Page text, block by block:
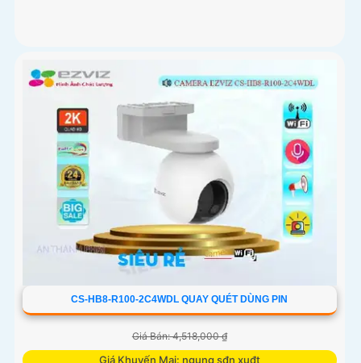
CS-HB8-R100-2C4WDL QUAY QUÉT DÙNG PIN
Giá Bán: 4,518,000 ₫
Giá Khuyến Mại: ngung s₫n xu₫t